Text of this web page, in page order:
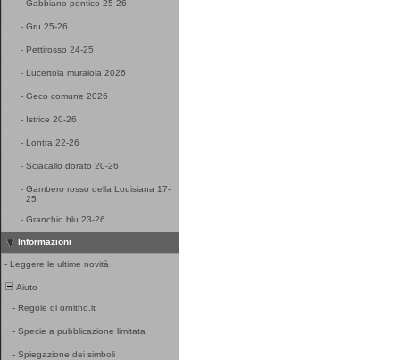
- Gabbiano pontico 25-26
- Gru 25-26
- Pettirosso 24-25
- Lucertola muraiola 2026
- Geco comune 2026
- Istrice 20-26
- Lontra 22-26
- Sciacallo dorato 20-26
- Gambero rosso della Louisiana 17-
25
- Granchio blu 23-26
Informazioni
- Leggere le ultime novità
Aiuto
- Regole di ornitho.it
- Specie a pubblicazione limitata
- Spiegazione dei simboli